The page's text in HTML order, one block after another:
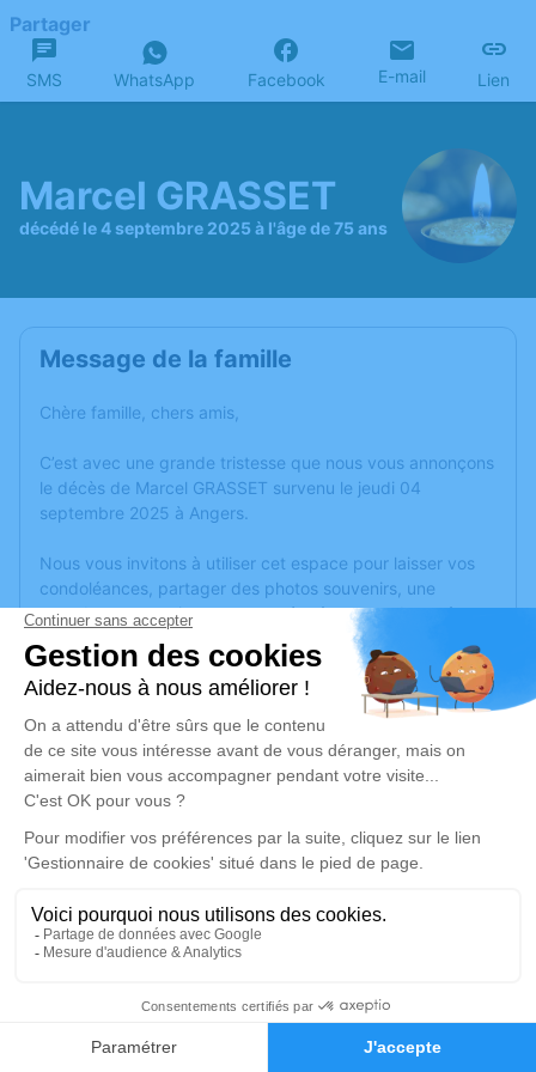
Faire-part Hommages
Partager
SMS WhatsApp Facebook E-mail Lien
Marcel GRASSET
décédé le 4 septembre 2025 à l'âge de 75 ans
Message de la famille
Chère famille, chers amis,
C’est avec une grande tristesse que nous vous annonçons
le décès de Marcel GRASSET survenu le jeudi 04
septembre 2025 à Angers.
Nous vous invitons à utiliser cet espace pour laisser vos
condoléances, partager des photos souvenirs, une
anecdote ou exprimer vos pensées à travers des poèmes
ou des textes. Cet endroit est un lieu d'expression dédié à
honorer la mémoire de Marcel GRASSET.
Un service de plantation d’arbre hommage estdisponible
mardi 09 septembre 2025 à 10h30
Église de Beauvau
49140 Beauvau
Je rends hommage